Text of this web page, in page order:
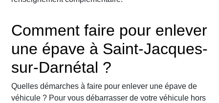
Comment faire pour enlever
une épave à Saint-Jacques-
sur-Darnétal ?
Quelles démarches à faire pour enlever une épave de
véhicule ? Pour vous débarrasser de votre véhicule hors